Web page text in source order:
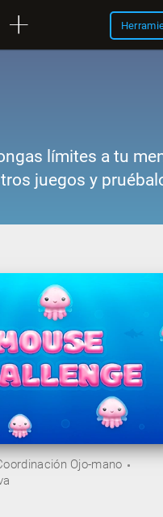
límites a tu
juegos y
Ojo-mano